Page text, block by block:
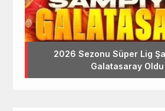
2026 Sezonu Süper Lig
Galatasaray Oldu